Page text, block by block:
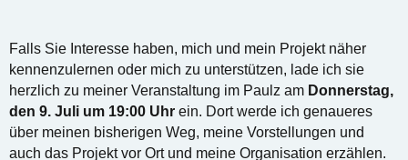
Falls Sie Interesse haben, mich und mein Projekt näher
kennenzulernen oder mich zu unterstützen, lade ich sie
herzlich zu meiner Veranstaltung im Paulz am Donnerstag,
den 9. Juli um 19:00 Uhr ein. Dort werde ich genaueres
über meinen bisherigen Weg, meine Vorstellungen und
auch das Projekt vor Ort und meine Organisation erzählen.